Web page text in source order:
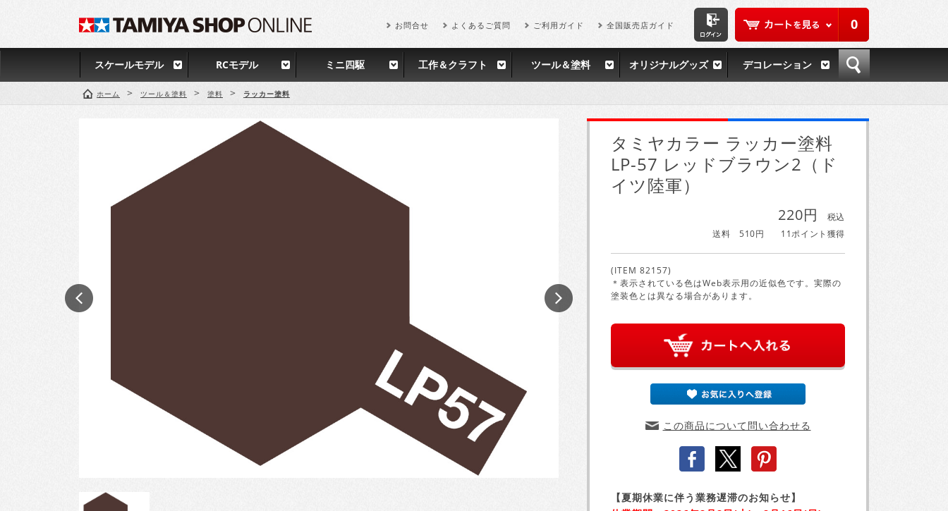
0
お問合せ よくあるご質問 ご利用ガイド 全国販売店ガイド
スケールモデル RCモデル ミニ四駆 工作＆クラフト ツール＆塗料 オリジナルグッズ デコレーション
ホーム > ツール＆塗料 > 塗料 > ラッカー塗料
タミヤカラー ラッカー塗料
LP-57 レッドブラウン2（ド
イツ陸軍）
220円
税込
送料 510円
11ポイント獲得
(ITEM 82157)
＊表示されている色はWeb表示用の近似色です。実際の
塗装色とは異なる場合があります。
この商品について問い合わせる
【夏期休業に伴う業務遅滞のお知らせ】